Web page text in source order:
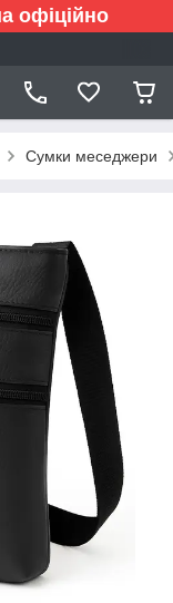
офіційно
Сумки меседжери